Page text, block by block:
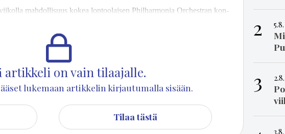
mah­dol­li­suus ko­kea lon­too­lai­sen Phil­har­mo­nia Orc­hest­ran kon­
artikkeli on vain tilaajalle.
lukemaan artikkelin kirjautumalla sisään.
Tilaa tästä
2
3